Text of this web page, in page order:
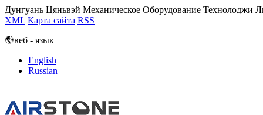
Дунгуань Цяньвэй Механическое Оборудование Технолоджи
XML Карта сайта RSS
веб - язык
English
Russian